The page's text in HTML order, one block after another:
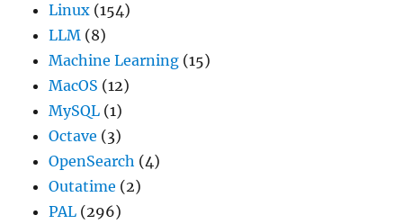
Linux (154)
LLM (8)
Machine Learning (15)
MacOS (12)
MySQL (1)
Octave (3)
OpenSearch (4)
Outatime (2)
PAL (296)